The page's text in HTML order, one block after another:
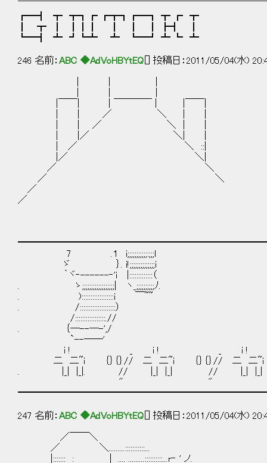
┏━┫ ┳ ┳┓┏ ┏┳┓┏━┓ ┳ ┏ ┳
┃ ┳ ┃ ┃┃┃ ┃ ┃ ┃ ┣┫ ┃
┗━┫ ┻ ┛┗┻ ┻ ┗━┛ ┻ ┗ ┻
246 名前： ABC ◆AdVoHBYtEQ [] 投稿日：2011/05/04(水)
| | ／ ＼ | |
| | ／ ＼ | |
| |／ ＼| |
| ／ ＼ ::|
|／ ＼|
／ ＼
／ ＼
／
／
7 .１ i;;;;;;;;;;;:;;;l
ゞ ｝. i!;;;;;;;;;;;;;;i
｀ヾ‐------‐'i |:::::::::::::（
. ゝ;;;;;;;;;;;;;;;;;;| ヽ_;;;;;;;;;;ﾉ.
. )::::::::::::::::::i ￣~~
. /::::::::::::::::::::）
/:::::::::::::::::.//
. ｛―--―-',/
`--――'
i ! _ i ! _ i !
二 二~i ｛｝｛｝// 二 二~i ｛｝｛｝// 二 二~i ｛
. |_| |_|. // |_| |_| // |_|
" "
247 名前： ABC ◆AdVoHBYtEQ [] 投稿日：2011/05/04(水)
／￣￣＼
／ ＼.........:::::::::::...
|::::::: : | .... .........::::::::::...r‐ ' ノ.